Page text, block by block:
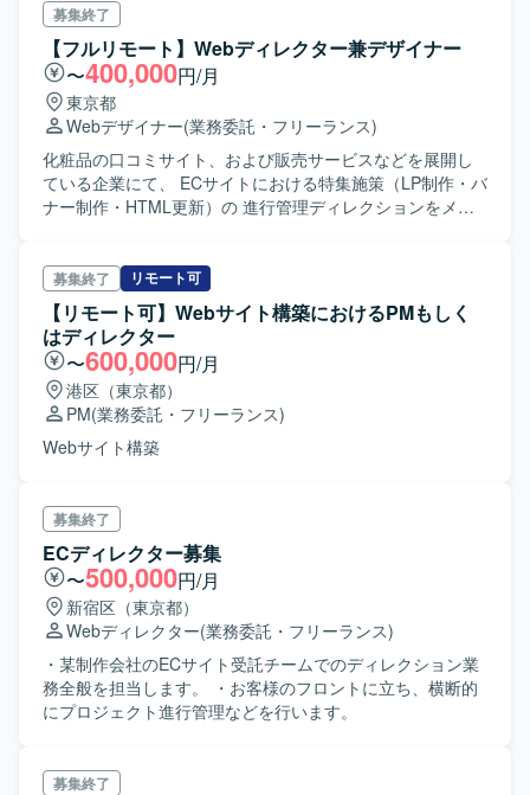
のリードおよび施策実行に伴うビジネス部門との調整で
す。 ・施策のインパクト試算やABテスト設計、ダッシュボ
ード作成、レポート分析はデータサイエンティストと伴奏
しながら進めます。 ・ご興味、ご経験に応じて中規模（リ
ードタイム3～6ヶ月程度）の開発プロジェクトもご担当い
ただけます。 ■開発環境 コミュニケーションツール：
Jira、Slack、Zoom ドキュメンテーション：Confluence、
miro、GoogleWorkspace BIツール：redash、Looker、
GoogleAnalytics PC：Mac、Windows
募集終了
【フルリモート】Webディレクター兼デザイナー
〜400,000円/月
東京都
Webデザイナー(業務委託・フリーランス)
化粧品の口コミサイト、および販売サービスなどを展開し
ている企業にて、 ECサイトにおける特集施策（LP制作・バ
ナー制作・HTML更新）の 進行管理ディレクションをメイ
んでデザイナーを 何名か管理していただくことも想定して
います。
募集終了 リモート可
【リモート可】Webサイト構築におけるPMもしく
はディレクター
〜600,000円/月
港区（東京都）
PM(業務委託・フリーランス)
Webサイト構築
募集終了
ECディレクター募集
〜500,000円/月
新宿区（東京都）
Webディレクター(業務委託・フリーランス)
・某制作会社のECサイト受託チームでのディレクション業
務全般を担当します。 ・お客様のフロントに立ち、横断的
にプロジェクト進行管理などを行います。
募集終了